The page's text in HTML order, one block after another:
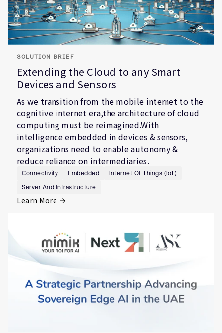
SOLUTION BRIEF
Extending the Cloud to any Smart
Devices and Sensors
As we transition from the mobile internet to the
cognitive internet era,the architecture of cloud
computing must be reimagined.With
intelligence embedded in devices & sensors,
organizations need to enable autonomy &
reduce reliance on intermediaries.
Connectivity Embedded
Internet Of Things (IoT)
Server And Infrastructure
Learn More